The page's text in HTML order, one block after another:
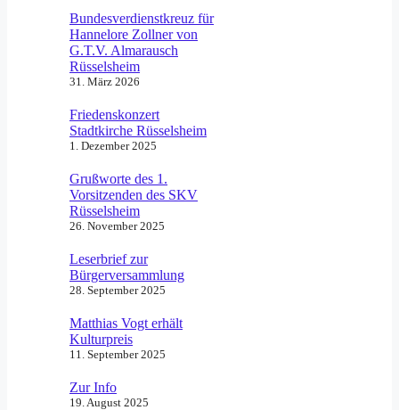
Bundesverdienstkreuz für
Hannelore Zollner von
G.T.V. Almarausch
Rüsselsheim
31. März 2026
Friedenskonzert
Stadtkirche Rüsselsheim
1. Dezember 2025
Grußworte des 1.
Vorsitzenden des SKV
Rüsselsheim
26. November 2025
Leserbrief zur
Bürgerversammlung
28. September 2025
Matthias Vogt erhält
Kulturpreis
11. September 2025
Zur Info
19. August 2025